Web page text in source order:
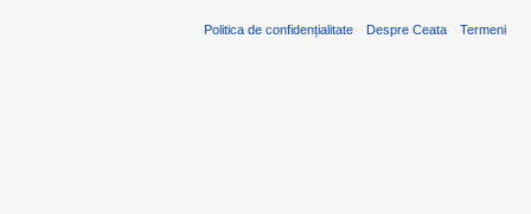
Politica de confidențialitate Despre Ceata Termeni